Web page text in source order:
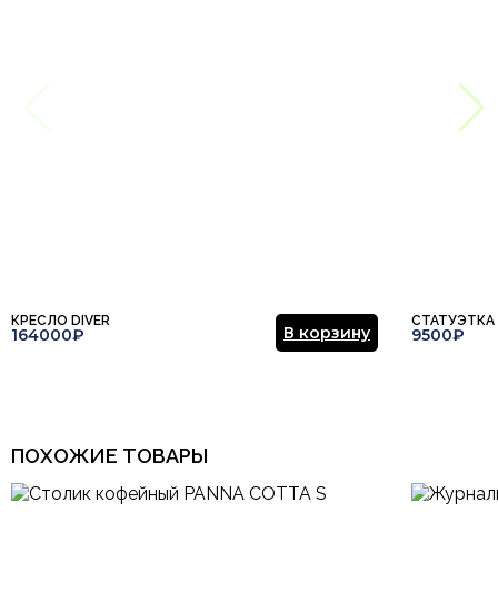
КРЕСЛО DIVER
164000₽ В корзину
СТАТУЭТКА
9500₽
ПОХОЖИЕ ТОВАРЫ